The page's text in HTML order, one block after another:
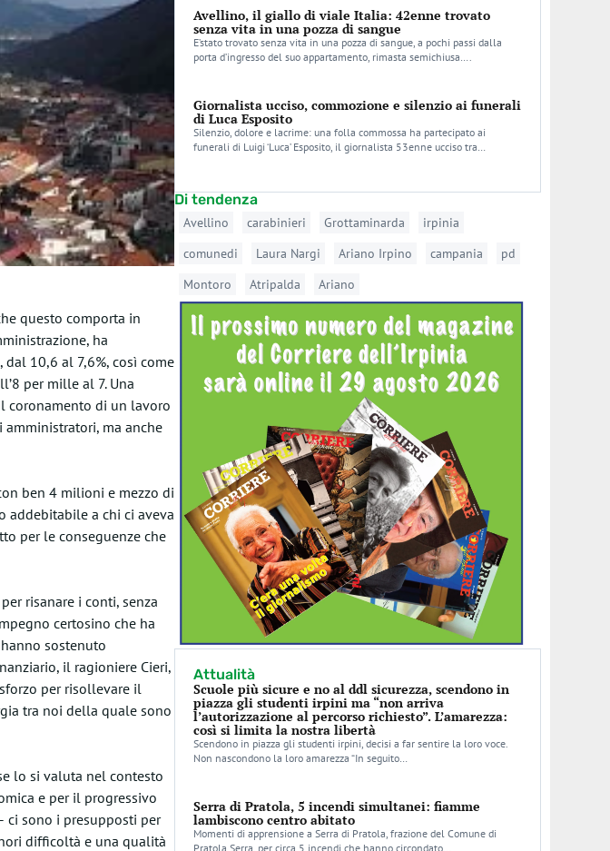
questo comporta in
ha
10,6 al 7,6%, così come
per mille al 7. Una
coronamento di un lavoro
ma anche
ben 4 milioni e mezzo di
addebitabile a chi ci aveva
per le conseguenze che
risanare i conti, senza
certosino che ha
sostenuto
il ragioniere Cieri,
per risollevare il
tra noi della quale sono
lo si valuta nel contesto
e per il progressivo
ci sono i presupposti per
difficoltà e una qualità
Avellino, il giallo di viale Italia: 42enne trovato
senza vita in una pozza di sangue
E’stato trovato senza vita in una pozza di sangue, a pochi passi dalla
porta d’ingresso del suo appartamento, rimasta semichiusa….
Giornalista ucciso, commozione e silenzio ai funerali
di Luca Esposito
Silenzio, dolore e lacrime: una folla commossa ha partecipato ai
funerali di Luigi ‘Luca’ Esposito, il giornalista 53enne ucciso tra…
Di tendenza
Avellino carabinieri Grottaminarda
irpinia
comunedi
Laura Nargi Ariano Irpino campania
pd
Montoro
Atripalda Ariano
Attualità
Scuole più sicure e no al ddl sicurezza, scendono in
piazza gli studenti irpini ma “non arriva
l’autorizzazione al percorso richiesto”. L’amarezza:
così si limita la nostra libertà
Scendono in piazza gli studenti irpini, decisi a far sentire la loro voce.
Non nascondono la loro amarezza “In seguito…
Serra di Pratola, 5 incendi simultanei: fiamme
lambiscono centro abitato
Momenti di apprensione a Serra di Pratola, frazione del Comune di
Pratola Serra, per circa 5 incendi che hanno circondato…